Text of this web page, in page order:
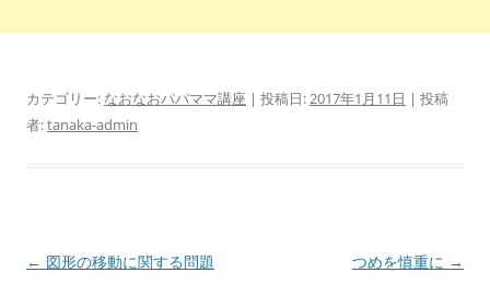
カテゴリー: なおなおパパママ講座 | 投稿日:2017年1月11日 | 投稿
者:tanaka-admin
投
← 図形の移動に関する問題 つめを慎重に →